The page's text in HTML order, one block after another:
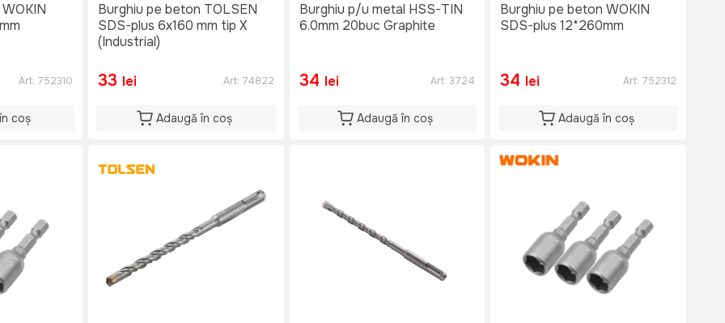
Art: 752310
coș
Burghiu pe beton TOLSEN
SDS-plus 6x160 mm tip X
(Industrial)
33 lei Art: 74822
Adaugă în coș
Burghiu p/u metal HSS-TIN
6.0mm 20buc Graphite
34 lei Art:3724
Adaugă în coș
Burghiu pe beton WOKIN
SDS-plus 12*260mm
34 lei Art: 752312
Adaugă în coș